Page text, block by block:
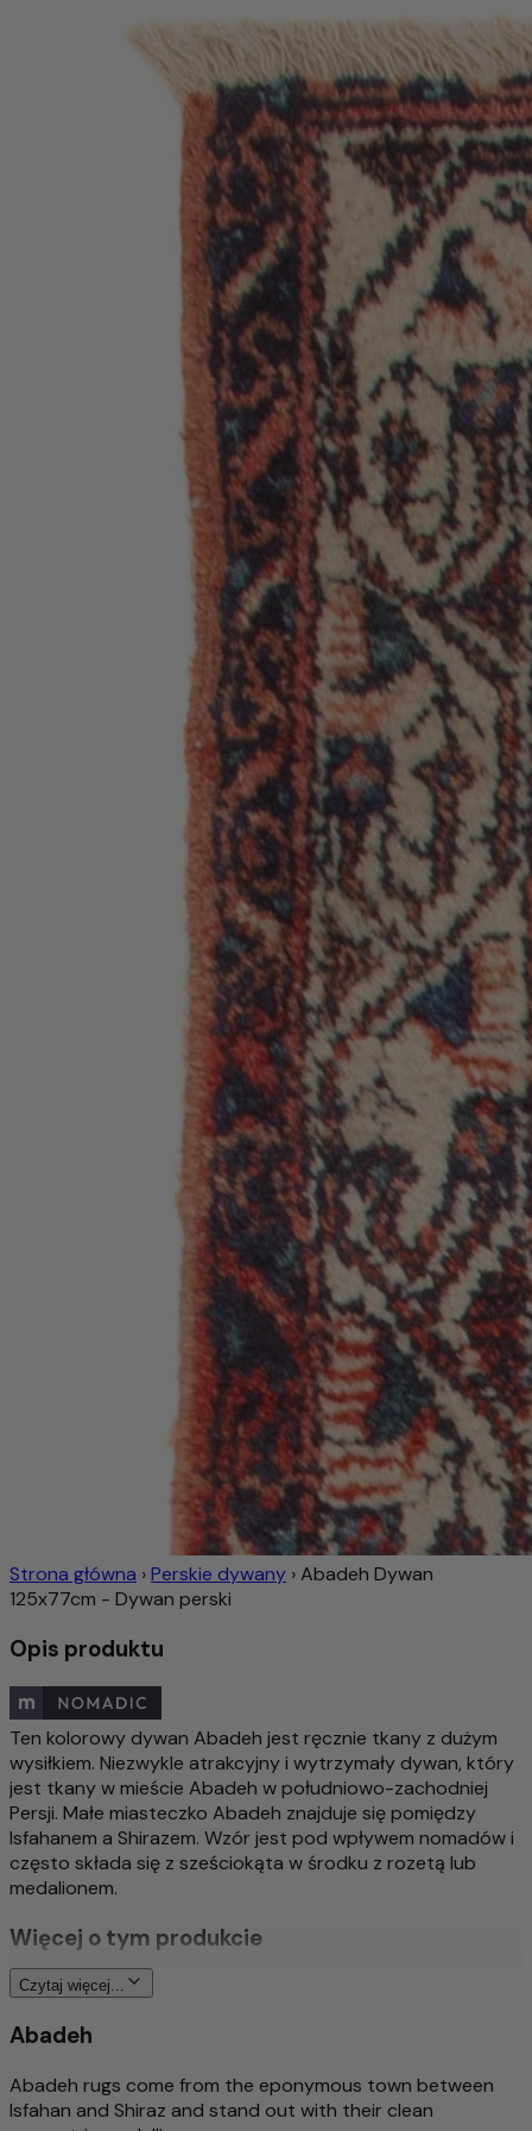
Strona główna ›Perskie dywany ›Abadeh Dywan
125x77cm - Dywan perski
Opis produktu
Ten kolorowy dywan Abadeh jest ręcznie tkany z dużym
wysiłkiem. Niezwykle atrakcyjny i wytrzymały dywan, który
jest tkany w mieście Abadeh w południowo-zachodniej
Persji. Małe miasteczko Abadeh znajduje się pomiędzy
Isfahanem a Shirazem. Wzór jest pod wpływem nomadów i
często składa się z sześciokąta w środku z rozetą lub
medalionem.
Więcej o tym produkcie
Tradycyjne i wyszukane węzły ręczne wykonane
Bogato szczegółowy i stylowy wzór
Środek do usuwania brudu / łatwa pielęgnacja
Izolacja akustyczna/odpowiednia dla ogrzewania
Czytaj więcej...
Abadeh
Abadeh rugs come from the eponymous town between
Isfahan and Shiraz and stand out with their clean